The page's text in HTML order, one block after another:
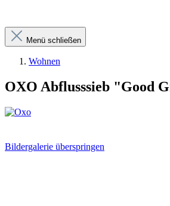
Menü schließen
Wohnen
OXO Abflusssieb "Good
Bildergalerie überspringen